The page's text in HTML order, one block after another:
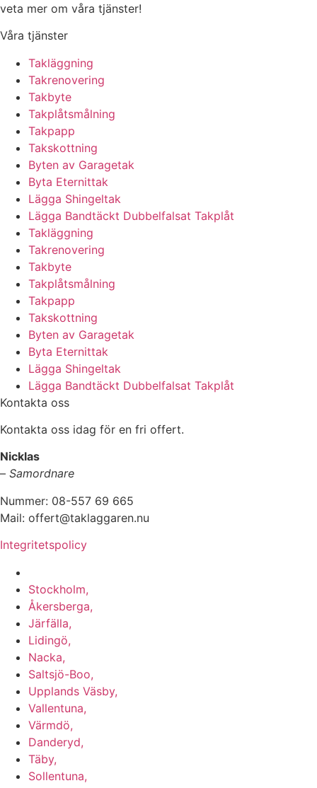
veta mer om våra tjänster!
Våra tjänster
Takläggning
Takrenovering
Takbyte
Takplåtsmålning
Takpapp
Takskottning
Byten av Garagetak
Byta Eternittak
Lägga Shingeltak
Lägga Bandtäckt Dubbelfalsat Takplåt
Takläggning
Takrenovering
Takbyte
Takplåtsmålning
Takpapp
Takskottning
Byten av Garagetak
Byta Eternittak
Lägga Shingeltak
Lägga Bandtäckt Dubbelfalsat Takplåt
Kontakta oss
Kontakta oss idag för en fri offert.
Nicklas
– Samordnare
Nummer: 08-557 69 665
Mail: offert@taklaggaren.nu
Integritetspolicy
Stockholm,
Åkersberga,
Järfälla,
Lidingö,
Nacka,
Saltsjö-Boo,
Upplands Väsby,
Vallentuna,
Värmdö,
Danderyd,
Täby,
Sollentuna,